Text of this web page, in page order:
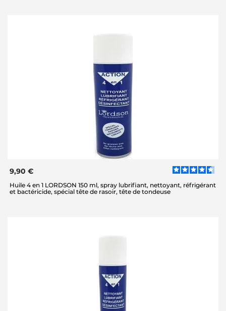
9,90 €
Huile 4 en 1 LORDSON 150 ml, spray lubrifiant, nettoyant, réfrigérant
et bactéricide, spécial tête de rasoir, tête de tondeuse